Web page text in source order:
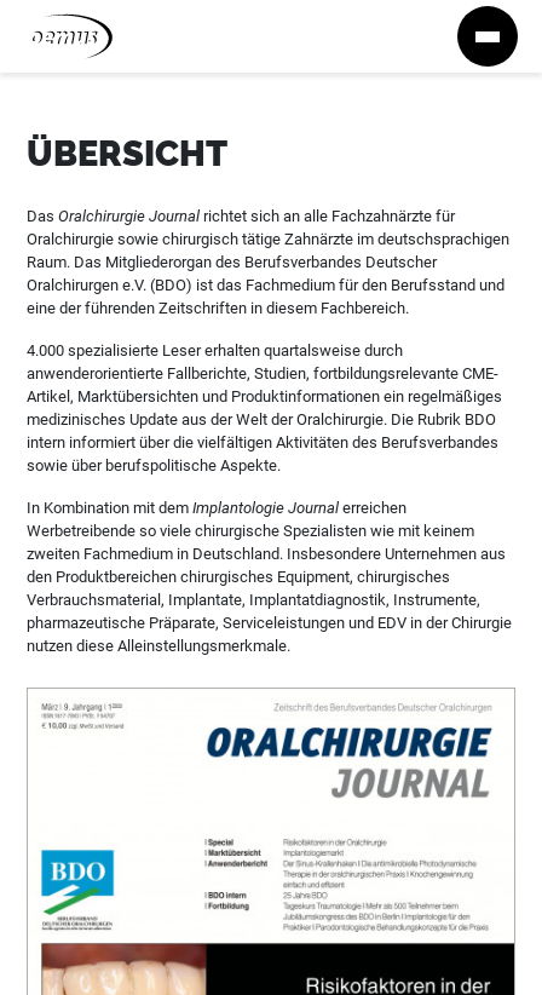
Zum Inhalt springen
ÜBERSICHT
DasOralchirurgie Journal richtet sich an alle Fachzahnärzte für
Oralchirurgie sowie chirurgisch tätige Zahnärzte im deutschsprachigen
Raum. Das Mitgliederorgan des Berufsverbandes Deutscher
Oralchirurgen e.V. (BDO) ist das Fachmedium für den Berufsstand und
eine der führenden Zeitschriften in diesem Fachbereich.
4.000 spezialisierte Leser erhalten quartalsweise durch
anwenderorientierte Fallberichte, Studien, fortbildungsrelevante CME-
Artikel, Marktübersichten und Produktinformationen ein regelmäßiges
medizinisches Update aus der Welt der Oralchirurgie. Die Rubrik BDO
intern informiert über die vielfältigen Aktivitäten des Berufsverbandes
sowie über berufspolitische Aspekte.
In Kombination mit demImplantologie Journal erreichen
Werbetreibende so viele chirurgische Spezialisten wie mit keinem
zweiten Fachmedium in Deutschland. Insbesondere Unternehmen aus
den Produktbereichen chirurgisches Equipment, chirurgisches
Verbrauchsmaterial, Implantate, Implantatdiagnostik, Instrumente,
pharmazeutische Präparate, Serviceleistungen und EDV in der Chirurgie
nutzen diese Alleinstellungsmerkmale.